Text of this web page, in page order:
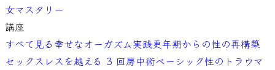
女マスタリー
講座
すべて見る 幸せなオーガズム実践更年期からの性の再構築
セックスレスを越える 3 回房中術ベーシック性のトラウマ